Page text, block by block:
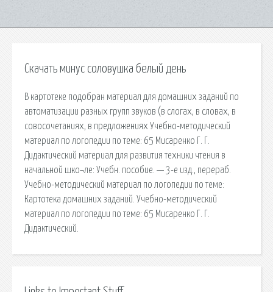
Скачать минус соловушка белый день
В картотеке подобран материал для домашних заданий по
автоматизации разных групп звуков (в слогах, в словах, в
совосочетаниях, в предложениях Учебно-методический
материал по логопедии по теме: 65 Мисаренко Г. Г.
Дидактический материал для развития техники чтения в
начальной шко¬ле: Учебн. пособие. — 3-е изд., перераб.
Учебно-методический материал по логопедии по теме:
Картотека домашних заданий. Учебно-методический
материал по логопедии по теме: 65 Мисаренко Г. Г.
Дидактический.